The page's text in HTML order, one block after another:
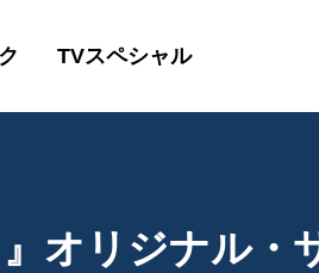
TVスペシャル
オリジナル・